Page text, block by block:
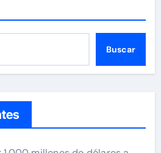
Buscar